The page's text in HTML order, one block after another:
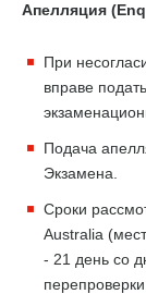
Апелляция (
При
вправе
Подача
Экзамена.
Сроки
Australia
- 21 день со
перепроверки.